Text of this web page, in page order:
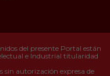
del presente Portal están
e Industrial titularidad
sin autorización expresa de